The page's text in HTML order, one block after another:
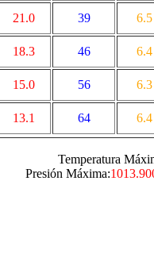
21.0 39
6.5
18.3 46
6.4
15.0 56
6.3
13.1 64 6.4
Temperatura
Presión Máxima: